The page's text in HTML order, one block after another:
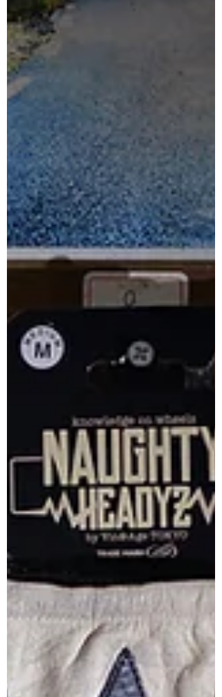
加工！ 這一系列Vin&Age專為冬季設計的皮
手套，基本上都是以之前推出的夏季款為基
礎，因此在皮革、配色與版型部份都完全相
同，不過為了對應冬季更嚴寒的低溫與冷風，
不同於夏季款的單層皮革設計，冬季款手套內
部特別增加了一層保暖的刷毛素材，這也讓手
套整體變得更厚實且保暖，即使面對嚴寒也更
能夠確保雙手的保暖性，而且完全不會影響手
指的動作與騎車時的操作性。 這一系列
Vin&Age冬季皮手套目前